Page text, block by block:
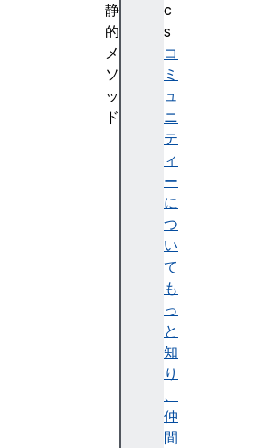
c
s
コ
ミ
ュ
ニ
テ
ィ
ー
に
つ
い
て
も
っ
と
知
り
、
仲
間
静
的
メ
ソ
ッ
ド